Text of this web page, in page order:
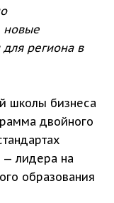
новые
региона в
школы бизнеса
двойного
— лидера на
образования